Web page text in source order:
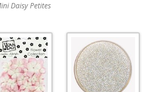
Daisy Petites